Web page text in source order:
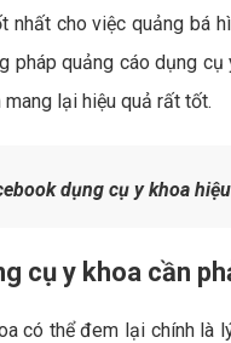
cho việc quảng bá
pháp quảng cáo dụng
lại hiệu quả rất tốt.
dụng cụ y khoa
cụ y khoa cần
có thể đem lại chính là